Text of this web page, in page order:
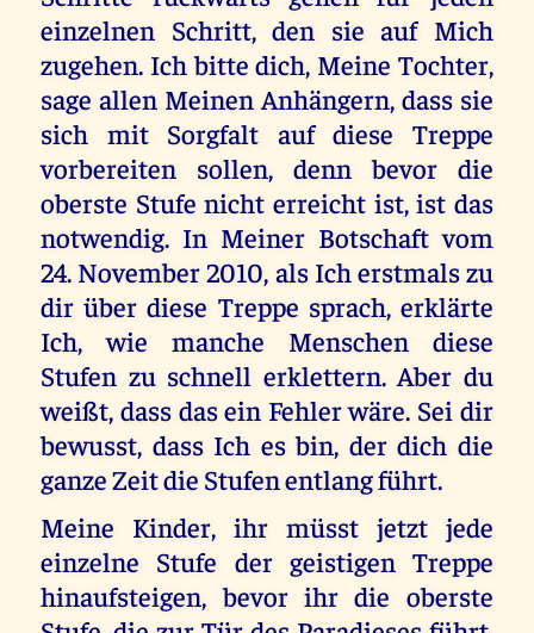
einzelnen Schritt, den sie auf Mich
zugehen. Ich bitte dich, Meine Tochter,
sage allen Meinen Anhängern, dass sie
sich mit Sorgfalt auf diese Treppe
vorbereiten sollen, denn bevor die
oberste Stufe nicht erreicht ist, ist das
notwendig. In Meiner Botschaft vom
24. November 2010, als Ich erstmals zu
dir über diese Treppe sprach, erklärte
Ich, wie manche Menschen diese
Stufen zu schnell erklettern. Aber du
weißt, dass das ein Fehler wäre. Sei dir
bewusst, dass Ich es bin, der dich die
ganze Zeit die Stufen entlang führt.
Meine Kinder, ihr müsst jetzt jede
einzelne Stufe der geistigen Treppe
hinaufsteigen, bevor ihr die oberste